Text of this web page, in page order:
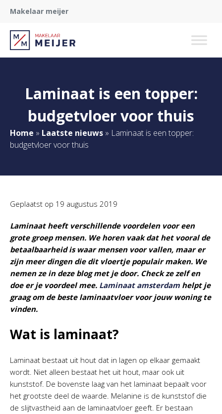
Makelaar meijer
Laminaat is een topper:
budgetvloer voor thuis
Home » Laatste nieuws » Laminaat is een topper:
budgetvloer voor thuis
Geplaatst op 19 augustus 2019
Laminaat heeft verschillende voordelen voor een
grote groep mensen. We horen vaak dat het vooral de
betaalbaarheid is waar mensen voor vallen, maar er
zijn meer dingen die dit vloertje populair maken. We
nemen ze in deze blog met je door. Check ze zelf en
doe er je voordeel mee. Laminaat amsterdam helpt je
graag om de beste laminaatvloer voor jouw woning te
vinden.
Wat is laminaat?
Laminaat bestaat uit hout dat in lagen op elkaar gemaakt
wordt. Niet alleen bestaat het uit hout, maar ook uit
kunststof. De bovenste laag van het laminaat bepaalt voor
het grootste deel de waarde. Melanine is de kunststof die
de slijtvastheid aan de laminaatvloer geeft. Er bestaan